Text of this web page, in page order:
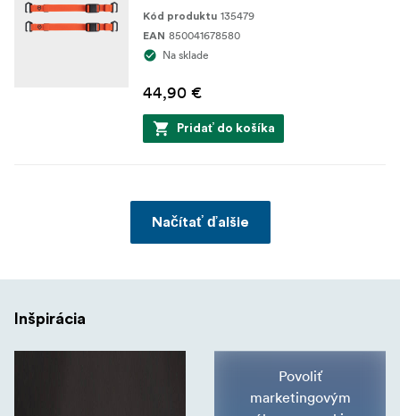
Kód produktu 135479
EAN 850041678580
Na sklade
44,90 €
Pridať do košíka
Načítať ďalšie
Inšpirácia
Povoliť
marketingovým